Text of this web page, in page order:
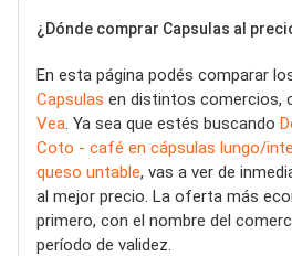
¿Dónde comprar Capsulas al
En esta página podés comparar
Capsulas en distintos comercios,
Vea . Ya sea que estés buscando
Coto - café en cápsulas lungo/
queso untable, vas a ver de
al mejor precio. La oferta más
primero, con el nombre del
período de validez.